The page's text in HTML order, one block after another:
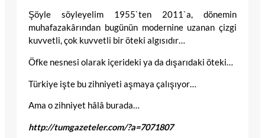
Şöyle söyleyelim 1955`ten 2011`a, dönemin
muhafazakârından bugünün modernine uzanan çizgi
kuvvetli, çok kuvvetli bir öteki algısıdır…
Öfke nesnesi olarak içerideki ya da dışarıdaki öteki…
Türkiye işte bu zihniyeti aşmaya çalışıyor…
Ama o zihniyet hâlâ burada…
http://tumgazeteler.com/?a=7071807